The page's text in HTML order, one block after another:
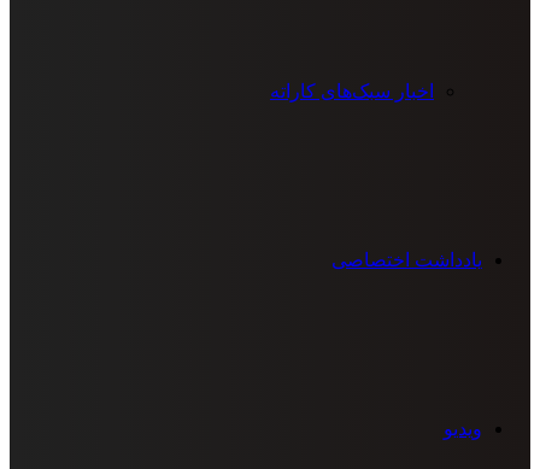
اخبار سبک‌های کاراته
یادداشت اختصاصی
ویدیو